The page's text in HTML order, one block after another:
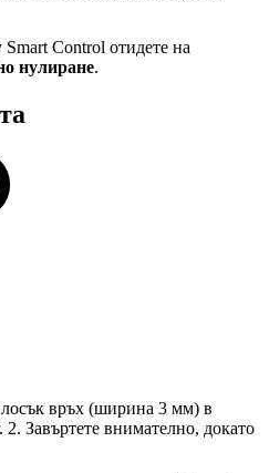
Control отидете на
нулиране.
връх (ширина 3 мм) в
2. Завъртете внимателно, докато